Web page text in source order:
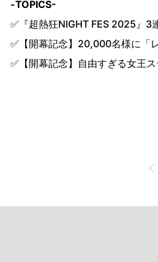
-TOPICS-
✅『超熱狂NIGHT FES 2025』3
✅【開幕記念】20,000名様に「
✅【開幕記念】自由すぎる女王ス